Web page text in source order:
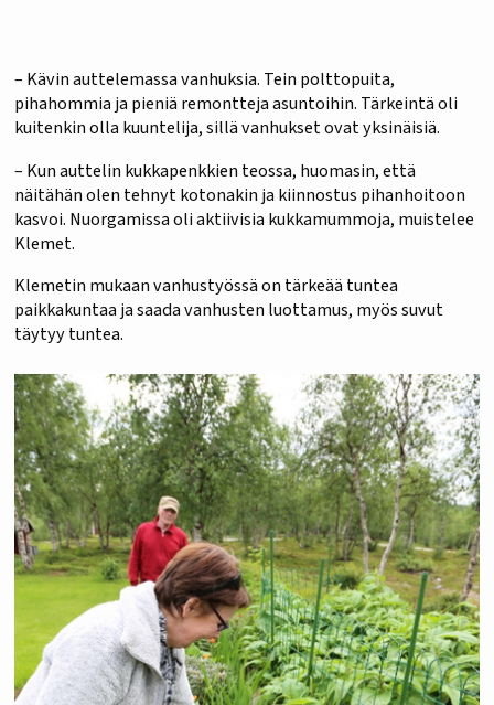
– Kävin auttelemassa vanhuksia. Tein polttopuita,
pihahommia ja pieniä remontteja asuntoihin. Tärkeintä oli
kuitenkin olla kuuntelija, sillä vanhukset ovat yksinäisiä.
– Kun auttelin kukkapenkkien teossa, huomasin, että
näitähän olen tehnyt kotonakin ja kiinnostus pihanhoitoon
kasvoi. Nuorgamissa oli aktiivisia kukkamummoja, muistelee
Klemet.
Klemetin mukaan vanhustyössä on tärkeää tuntea
paikkakuntaa ja saada vanhusten luottamus, myös suvut
täytyy tuntea.